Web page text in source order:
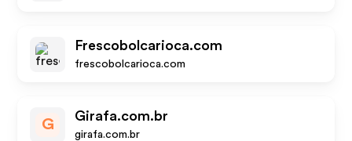
Frescobolcarioca.com
frescobolcarioca.com
G
Girafa.com.br
girafa.com.br